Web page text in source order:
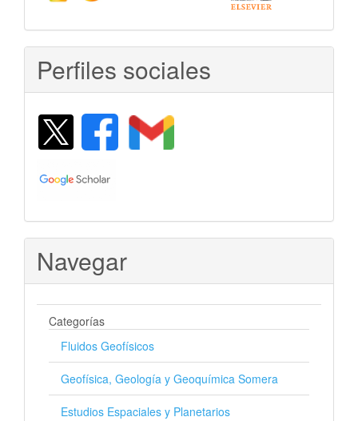
Perfiles sociales
Navegar
Categorías
Fluidos Geofísicos
Geofísica, Geología y Geoquímica Somera
Estudios Espaciales y Planetarios